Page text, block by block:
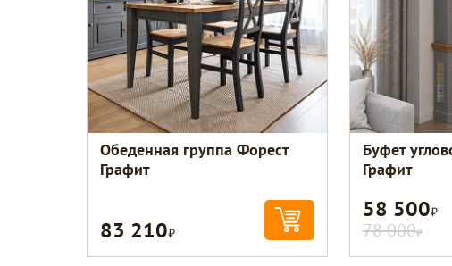
Обеденная группа Форест
Графит
83 210Р
Буфет
Графит
58 500Р
78 000Р